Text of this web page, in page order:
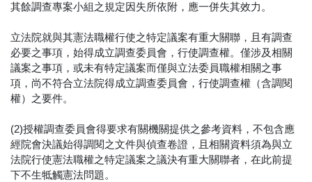
其餘調查專案小組之規定因失所依附，應一併失其效力。
立法院就與其憲法職權行使之特定議案有重大關聯，且有調查
必要之事項，始得成立調查委員會，行使調查權。僅涉及相關
議案之事項，或未有特定議案而僅與立法委員職權相關之事
項，尚不符合立法院得成立調查委員會，行使調查權（含調閱
權）之要件。
(2)授權調查委員會得要求有關機關提供之參考資料，不包含應
經院會決議始得調閱之文件與偵查卷證，且相關資料須為與立
法院行使憲法職權之特定議案之議決有重大關聯者，在此前提
下不生牴觸憲法問題。